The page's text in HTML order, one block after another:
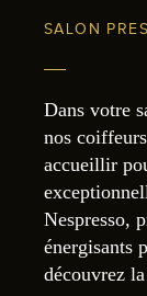
SALON
Dans votre
nos
accueillir
Nespresso,
énergisants
découvrez